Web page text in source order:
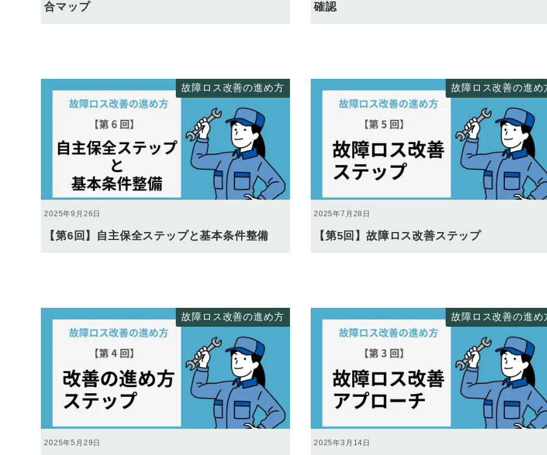
合マップ
確認
故障ロス改善の進め方
2025年9月26日
【第6回】自主保全ステップと基本条件整備
故障ロス改善の進め
2025年7月28日
【第5回】故障ロス改善ステップ
故障ロス改善の進め方
2025年5月29日
故障ロス改善の進め
2025年3月14日